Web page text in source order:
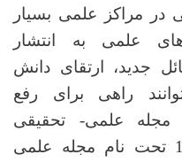
در مراکز علمی بسیار
علمی به انتشار
جدید، ارتقای دانش
راهی برای رفع
مجله علمی- تحقیقی
پوهنتون بغلان در سال 1392 تحت نام مجله علمی